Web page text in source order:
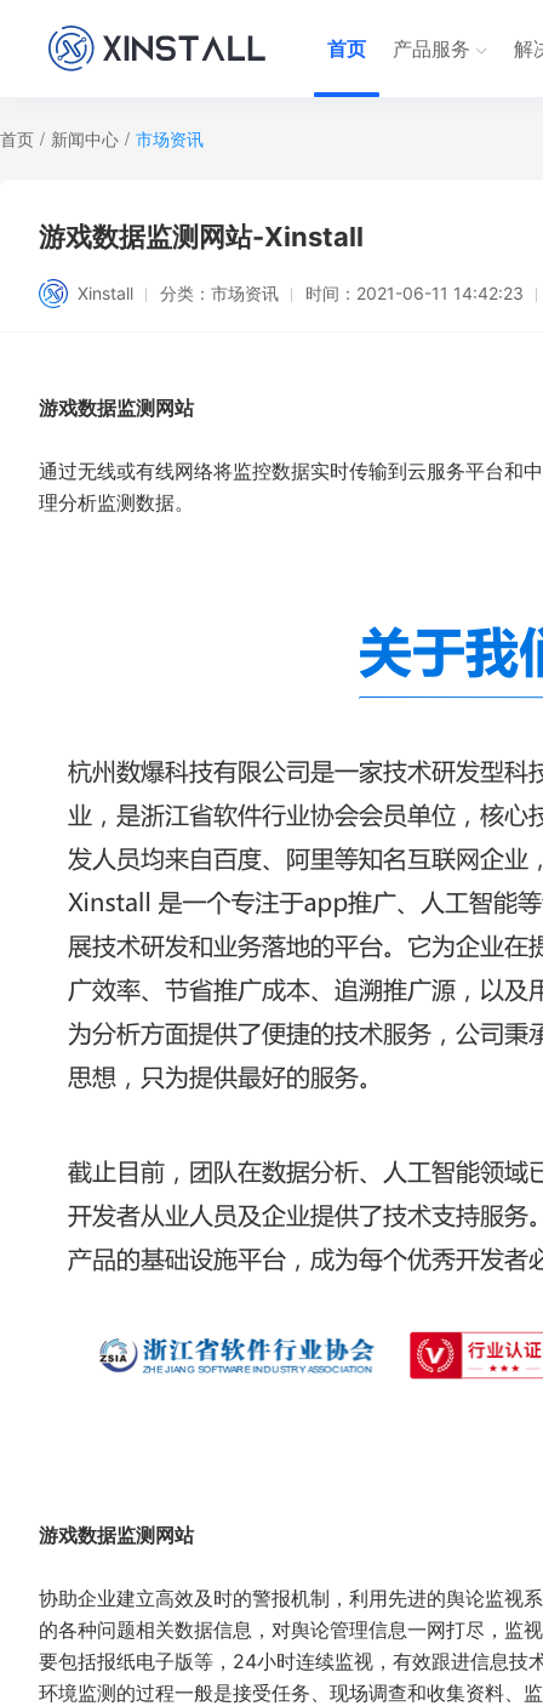
首页 产品服务 解
首页 / 新闻中心 / 市场资讯
游戏数据监测网站-Xinstall
Xinstall 分类： 市场资讯 时间： 2021-06-11 14:42:23
游戏数据监测网站
通过无线或有线网络将监控数据实时传输到云服务平台和
理分析监测数据。
游戏数据监测网站
协助企业建立高效及时的警报机制，利用先进的舆论监视
的各种问题相关数据信息，对舆论管理信息一网打尽，监
要包括报纸电子版等，24小时连续监视，有效跟进信息技
环境监测的过程一般是接受任务、现场调查和收集资料、